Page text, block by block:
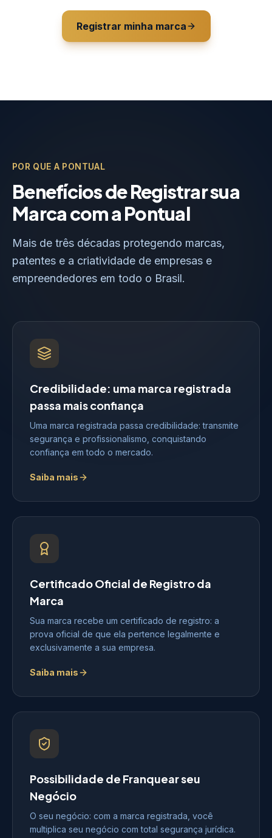
Registrar minha marca
POR QUE A PONTUAL
Benefícios de Registrar sua
Marca com a Pontual
Mais de três décadas protegendo marcas,
patentes e a criatividade de empresas e
empreendedores em todo o Brasil.
Credibilidade: uma marca registrada
passa mais confiança
Uma marca registrada passa credibilidade: transmite
segurança e profissionalismo, conquistando
confiança em todo o mercado.
Saiba mais
Certificado Oficial de Registro da
Marca
Sua marca recebe um certificado de registro: a
prova oficial de que ela pertence legalmente e
exclusivamente a sua empresa.
Saiba mais
Possibilidade de Franquear seu
Negócio
O seu negócio: com a marca registrada, você
multiplica seu negócio com total segurança jurídica.